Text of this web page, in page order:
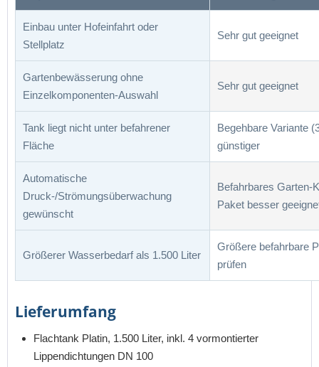
Einbau unter Hofeinfahrt oder
Stellplatz
Sehr gut geeignet
Gartenbewässerung ohne
Einzelkomponenten-Auswahl
Sehr gut geeignet
Tank liegt nicht unter befahrener
Fläche
Begehbare Variante
günstiger
Automatische
Druck-/Strömungsüberwachung
gewünscht
Befahrbares Garten-
Paket besser
Größerer Wasserbedarf als 1.500 Liter
Größere befahrbare
prüfen
Lieferumfang
Flachtank Platin, 1.500 Liter, inkl. 4 vormontierter
Lippendichtungen DN 100